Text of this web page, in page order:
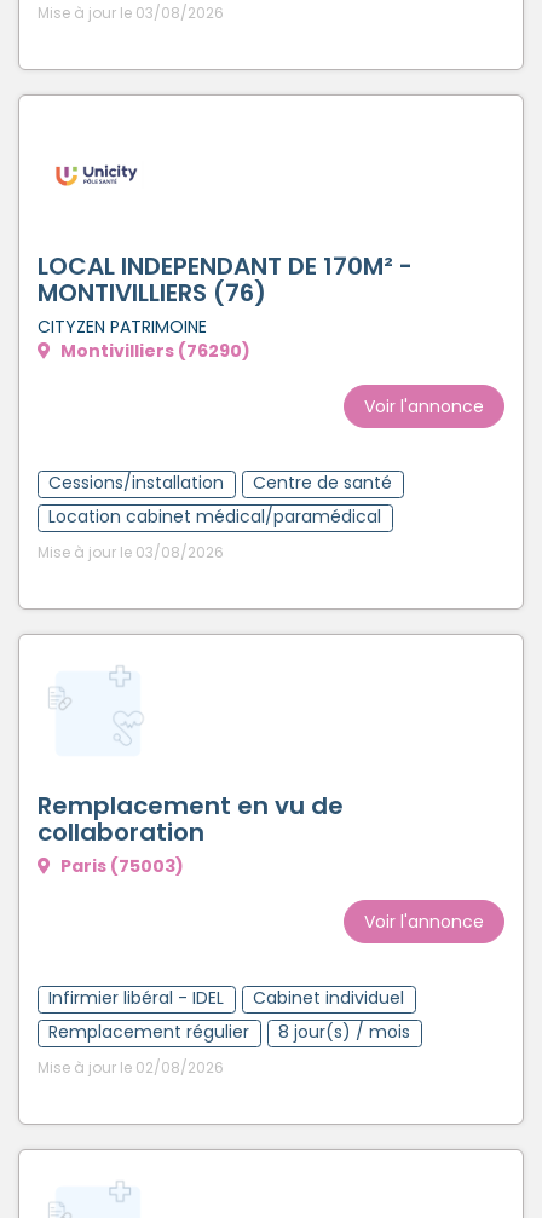
Mise à jour le 03/08/2026
LOCAL INDEPENDANT DE 170M² -
MONTIVILLIERS (76)
CITYZEN PATRIMOINE
Montivilliers (76290)
Voir l'annonce
Cessions/installation
Centre de santé
Location cabinet médical/paramédical
Mise à jour le 03/08/2026
Remplacement en vu de
collaboration
Paris (75003)
Voir l'annonce
Infirmier libéral - IDEL
Cabinet individuel
Remplacement régulier
8 jour(s) / mois
Mise à jour le 02/08/2026